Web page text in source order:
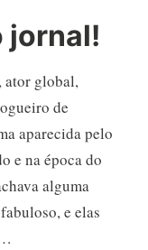
jornal!
ator global,
de
aparecida pelo
e na época do
alguma
e elas